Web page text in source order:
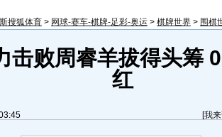
搜狐体育 > 网球-赛车-棋牌-足彩-奥运 > 棋牌世界 > 围棋
击败周睿羊拔得头筹
红
[我